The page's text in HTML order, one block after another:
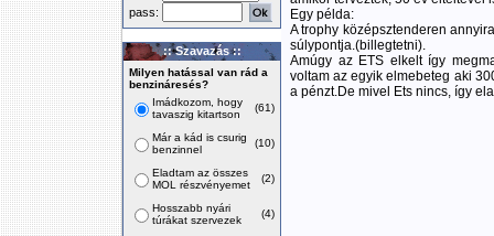
pass:
:: Szavazás ::
Milyen hatással van rád a
benzináresés?
Imádkozom, hogy
tavaszig kitartson
(61)
Már a kád is csurig
benzinnel
(10)
Eladtam az összes
MOL részvényemet
(2)
Hosszabb nyári
túrákat szervezek
(4)
Egy példa:
A trophy középsztenderen
súlypontja.(billegtetni).
Amúgy az ETS elkelt így
voltam az egyik elmebeteg aki
a pénzt.De mivel Ets nincs, így